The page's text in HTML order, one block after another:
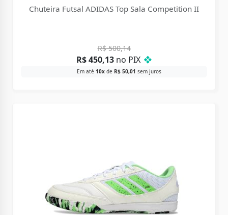
Chuteira Futsal ADIDAS Top Sala Competition II
R$500,14
R$450,13no PIX ❖
Em até 10xde R$50,01 sem juros